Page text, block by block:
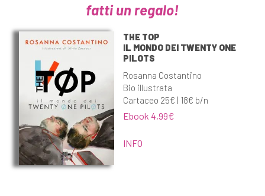
fatti un regalo!
THE TOP
IL MONDO DEI TWENTY ONE
PILOTS
Rosanna Costantino
Bio illustrata
Cartaceo 25€ | 18€ b/n
Ebook 4,99€
INFO